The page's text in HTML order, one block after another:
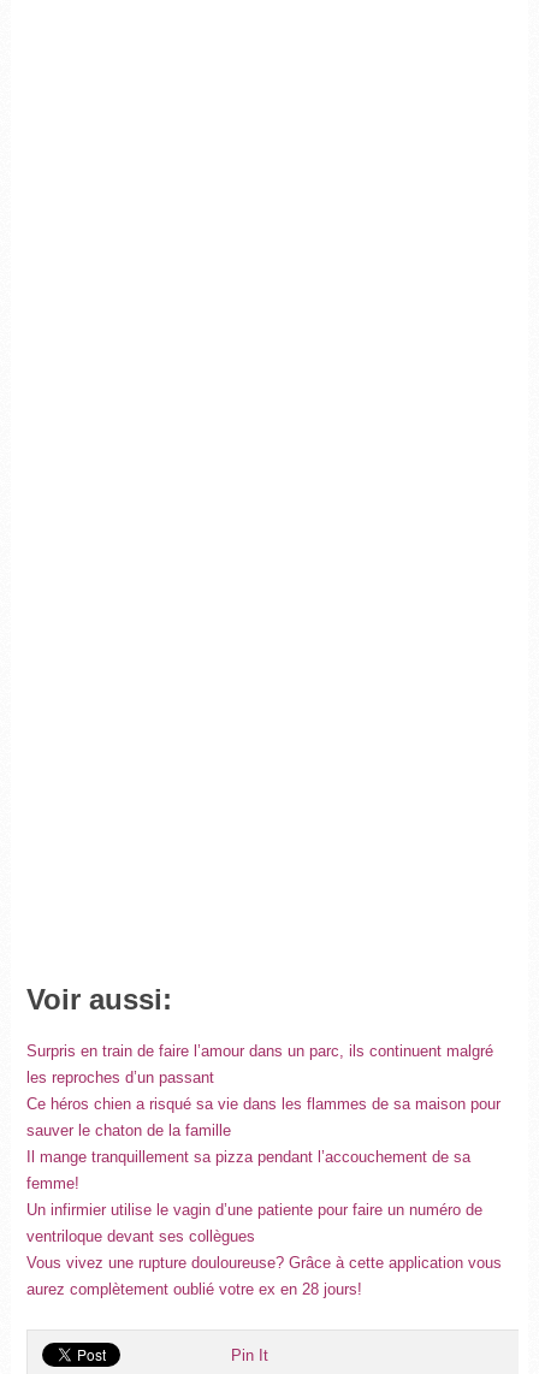
Voir aussi:
Surpris en train de faire l’amour dans un parc, ils continuent malgré
les reproches d’un passant
Ce héros chien a risqué sa vie dans les flammes de sa maison pour
sauver le chaton de la famille
Il mange tranquillement sa pizza pendant l’accouchement de sa
femme!
Un infirmier utilise le vagin d’une patiente pour faire un numéro de
ventriloque devant ses collègues
Vous vivez une rupture douloureuse? Grâce à cette application vous
aurez complètement oublié votre ex en 28 jours!
Pin It